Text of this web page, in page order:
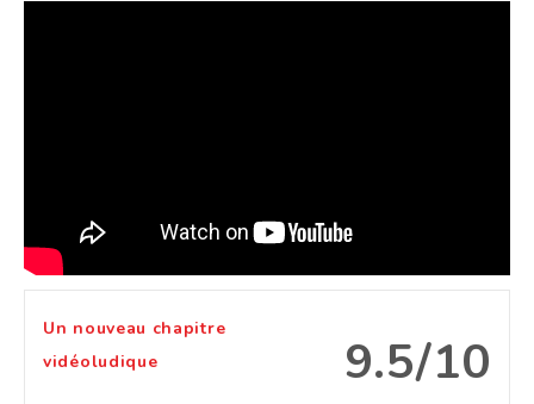
9.5/10
Un nouveau chapitre
vidéoludique